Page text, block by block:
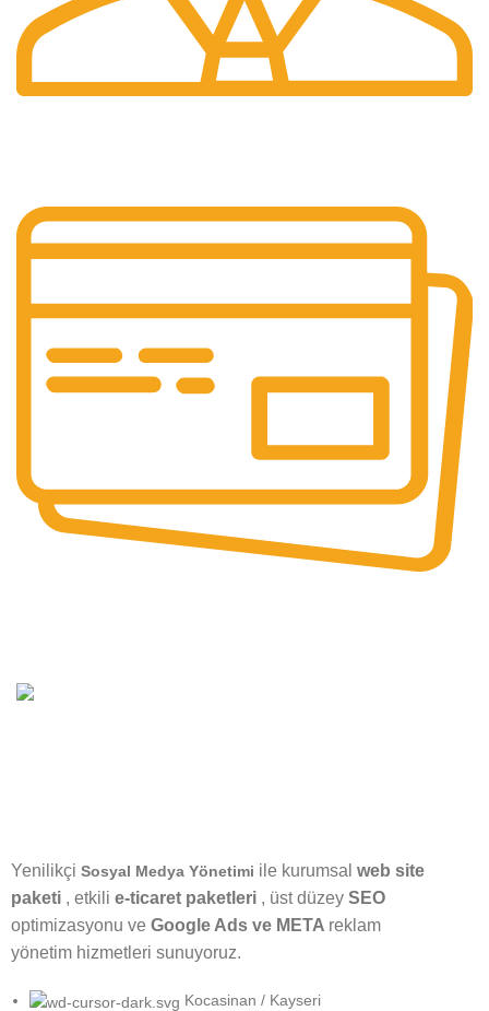
Yenilikçi Sosyal Medya Yönetimi ile kurumsalweb site
paketi , etkilie-ticaret paketleri , üst düzeySEO
optimizasyonu veGoogle Ads ve META reklam
yönetim hizmetleri sunuyoruz.
Kocasinan / Kayseri